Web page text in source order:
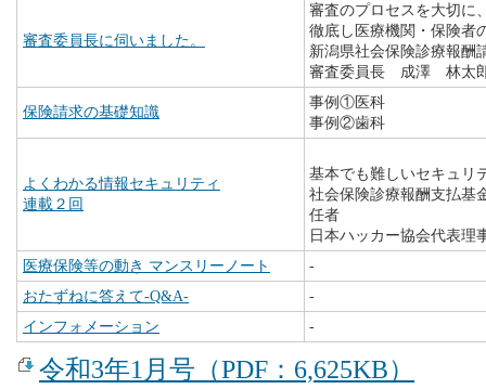
審査委員長に伺いました。
審査のプロセスを大切に
徹底し医療機関・保険者
新潟県社会保険診療報酬
審査委員長 成澤 林太
保険請求の基礎知識
事例①医科
事例②歯科
よくわかる情報セキュリティ
連載２回
基本でも難しいセキュリ
社会保険診療報酬支払
任者
日本ハッカー協会代表
医療保険等の動き マンスリーノート
-
おたずねに答えて-Q&A-
-
インフォメーション
-
令和3年1月号（PDF：6,625KB）